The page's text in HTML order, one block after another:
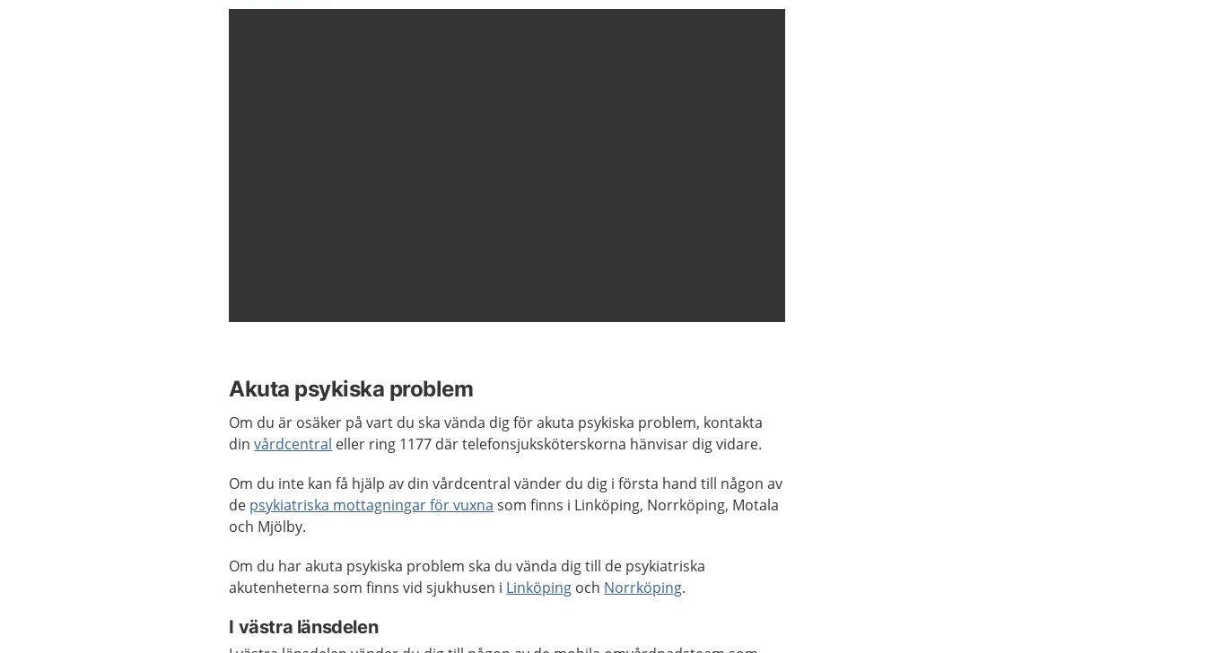
Akuta psykiska problem
Om du är osäker på vart du ska vända dig för akuta psykiska problem, kontakta
dinvårdcentral eller ring 1177 där telefonsjuksköterskorna hänvisar dig vidare.
Om du inte kan få hjälp av din vårdcentral vänder du dig i första hand till någon av
de psykiatriska mottagningar för vuxna som finns i Linköping, Norrköping, Motala
och Mjölby.
Om du har akuta psykiska problem ska du vända dig till de psykiatriska
akutenheterna som finns vid sjukhusen i Linköping och Norrköping.
I västra länsdelen